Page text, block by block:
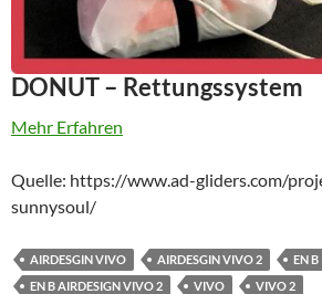
DONUT – Rettungssystem
Mehr Erfahren
Quelle: https://www.ad-gliders.com/
sunnysoul/
AIRDESGIN VIVO AIRDESGIN VIVO 2
EN B
EN B AIRDESIGN VIVO 2
VIVO VIVO 2